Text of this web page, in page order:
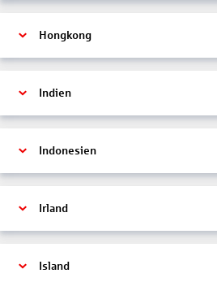
Hongkong
Indien
Indonesien
Irland
Island